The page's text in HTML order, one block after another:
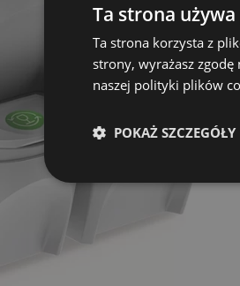
Ta strona
Ta strona korzysta z
strony, wyrażasz
naszej polityki plików
POKAŻ SZCZEGÓŁY